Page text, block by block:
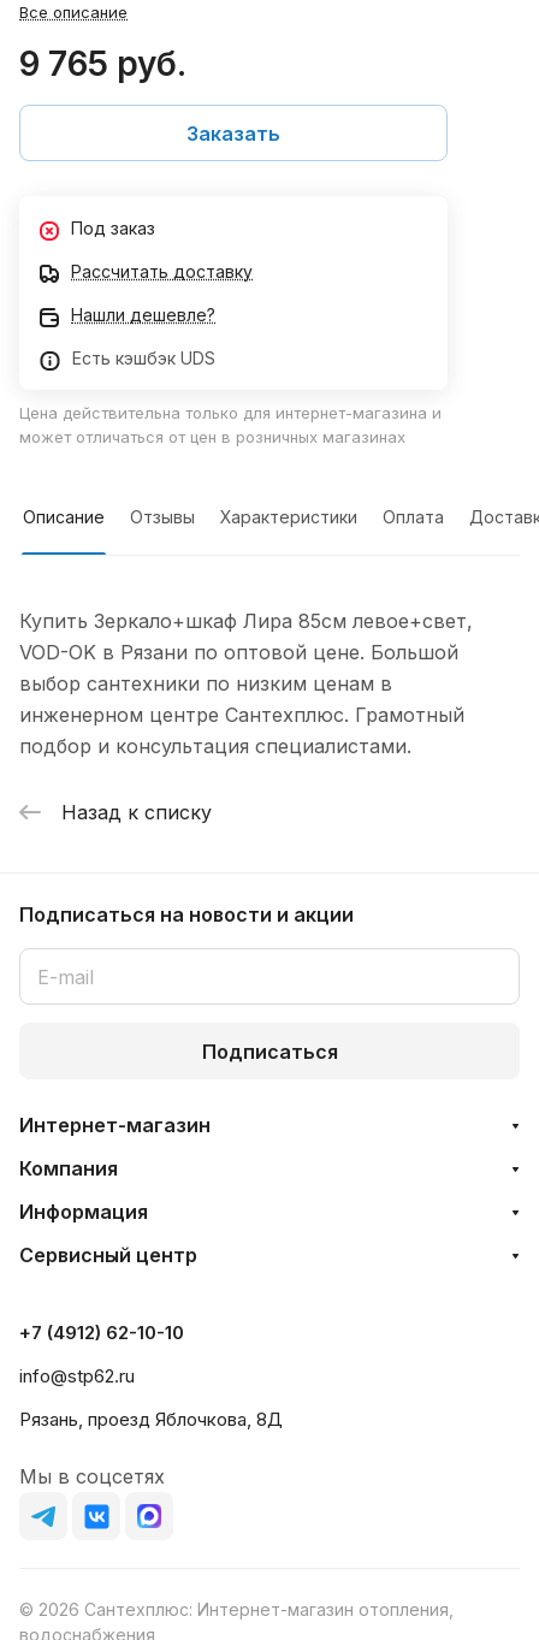
Все описание
9 765 руб.
Заказать
Под заказ
Рассчитать доставку
Нашли дешевле?
Есть кэшбэк UDS
Цена действительна только для интернет-магазина и
может отличаться от цен в розничных магазинах
Описание Отзывы Характеристики Оплата
Купить Зеркало+шкаф Лира 85см левое+свет,
VOD-OK в Рязани по оптовой цене. Большой
выбор сантехники по низким ценам в
инженерном центре Сантехплюс. Грамотный
подбор и консультация специалистами.
Назад к списку
Подписаться на новости и акции
Подписаться
Интернет-магазин
Компания
Информация
Сервисный центр
+7 (4912) 62-10-10
info@stp62.ru
Рязань, проезд Яблочкова, 8Д
Мы в соцсетях
© 2026 Сантехплюс: Интернет-магазин отопления,
водоснабжения